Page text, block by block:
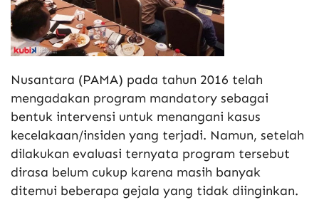
Nusantara (PAMA) pada tahun 2016 telah
mengadakan program mandatory sebagai
bentuk intervensi untuk menangani kasus
kecelakaan/insiden yang terjadi. Namun, setelah
dilakukan evaluasi ternyata program tersebut
dirasa belum cukup karena masih banyak
ditemui beberapa gejala yang tidak diinginkan.